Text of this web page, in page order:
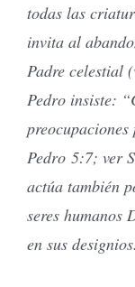
todas las
invita al
Padre celestial
Pedro insiste:
Pedro 5:7; ver
actúa también
seres humanos
en sus designios.